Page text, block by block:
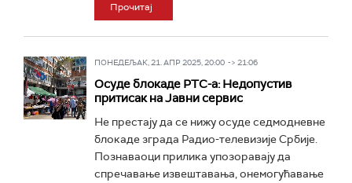
Прочитај
ПОНЕДЕЉАК, 21. АПР 2025, 20:00 -> 21:06
Осуде блокаде РТС-а: Недопустив
притисак на Јавни сервис
Не престају да се нижу осуде седмодневне
блокаде зграда Радио-телевизије Србије.
Познаваоци прилика упозоравају да
спречавање извештавања, онемогућавање